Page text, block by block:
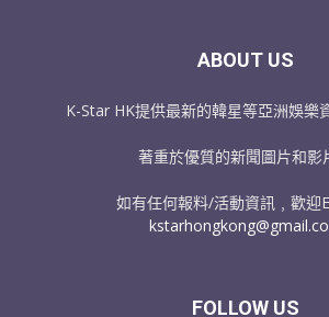
ABOUT US
K-Star HK提供最新的韓星等亞洲娛樂
著重於優質的新聞圖片和影
如有任何報料/活動資訊﹐歡迎
FOLLOW US